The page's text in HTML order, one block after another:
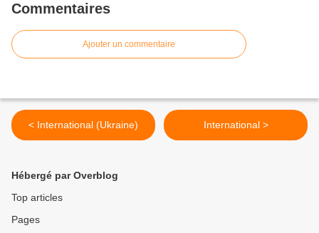
Commentaires
Ajouter un commentaire
< International (Ukraine) International >
Hébergé par Overblog
Top articles
Pages